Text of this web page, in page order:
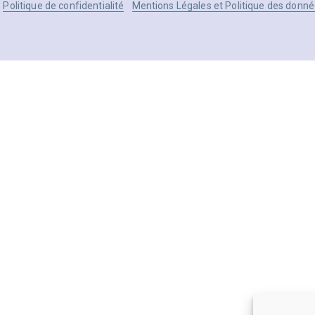
Politique de confidentialité Mentions Légales et Politique des